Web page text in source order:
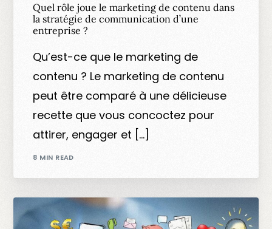
Quel rôle joue le marketing de contenu dans
la stratégie de communication d’une
entreprise ?
Qu’est-ce que le marketing de
contenu ? Le marketing de contenu
peut être comparé à une délicieuse
recette que vous concoctez pour
attirer, engager et […]
8 MIN READ